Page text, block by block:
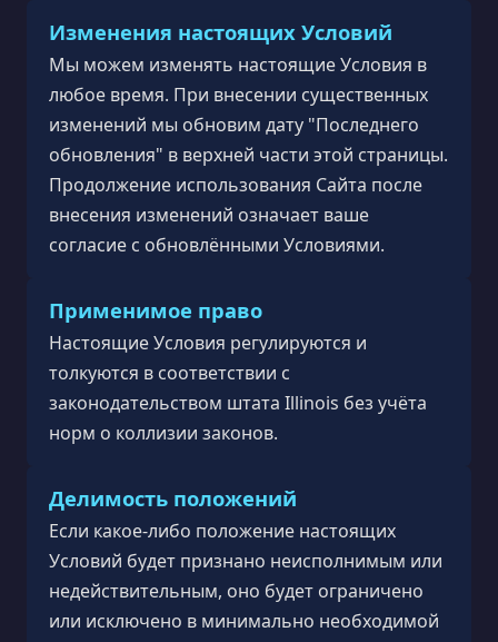
Изменения настоящих Условий
Мы можем изменять настоящие Условия в
любое время. При внесении существенных
изменений мы обновим дату "Последнего
обновления" в верхней части этой страницы.
Продолжение использования Сайта после
внесения изменений означает ваше
согласие с обновлёнными Условиями.
Применимое право
Настоящие Условия регулируются и
толкуются в соответствии с
законодательством штата Illinois без учёта
норм о коллизии законов.
Делимость положений
Если какое-либо положение настоящих
Условий будет признано неисполнимым или
недействительным, оно будет ограничено
или исключено в минимально необходимой